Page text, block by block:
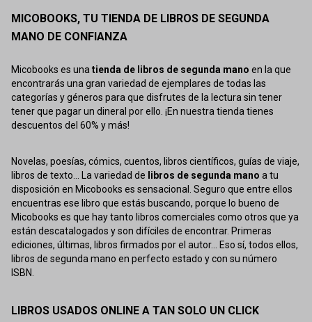
MICOBOOKS, TU TIENDA DE LIBROS DE SEGUNDA
MANO DE CONFIANZA
Micobooks es unatienda de libros de segunda mano en la que
encontrarás una gran variedad de ejemplares de todas las
categorías y géneros para que disfrutes de la lectura sin tener
tener que pagar un dineral por ello. ¡En nuestra tienda tienes
descuentos del 60% y más!
Novelas, poesías, cómics, cuentos, libros científicos, guías de viaje,
libros de texto... La variedad de libros de segunda mano a tu
disposición en Micobooks es sensacional. Seguro que entre ellos
encuentras ese libro que estás buscando, porque lo bueno de
Micobooks es que hay tanto libros comerciales como otros que ya
están descatalogados y son difíciles de encontrar. Primeras
ediciones, últimas, libros firmados por el autor... Eso sí, todos ellos,
libros de segunda mano en perfecto estado y con su número
ISBN.
LIBROS USADOS ONLINE A TAN SOLO UN CLICK